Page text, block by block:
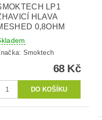
LP1
HLAVA
0,8OHM
Smoktech
68 Kč